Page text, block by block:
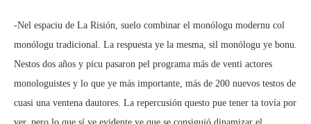
-Nel espaciu de La Risión, suelo combinar el monólogu modernu col
monólogu tradicional. La respuesta ye la mesma, sil monólogu ye bonu.
Nestos dos años y picu pasaron pel programa más de venti actores
monologuistes y lo que ye más importante, más de 200 nuevos testos de
cuasi una ventena dautores. La repercusión questo pue tener ta tovía por